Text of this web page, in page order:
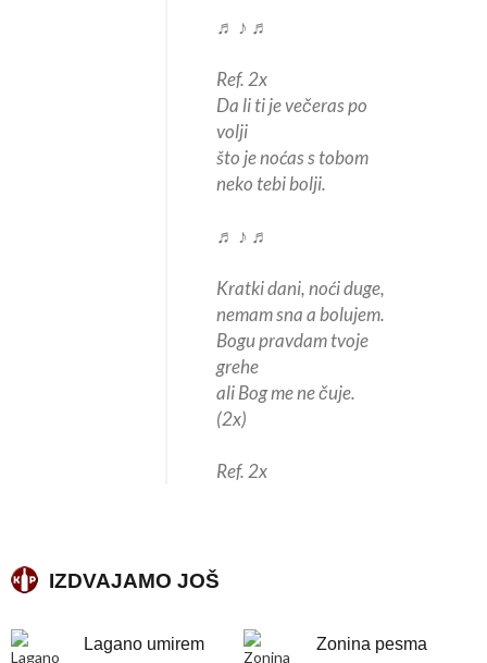
♬ ♪ ♬
Ref. 2x
Da li ti je večeras po
volji
što je noćas s tobom
neko tebi bolji.
♬ ♪ ♬
Kratki dani, noći duge,
nemam sna a bolujem.
Bogu pravdam tvoje
grehe
ali Bog me ne čuje.
(2x)
Ref. 2x
IZDVAJAMO JOŠ
Lagano umirem Zonina pesma